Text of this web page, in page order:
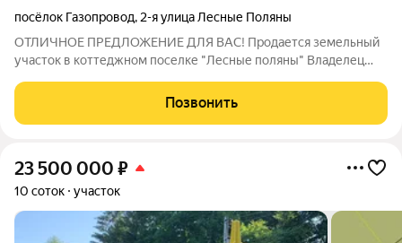
посёлок Газопровод, 2-я улица Лесные Поляны
ОТЛИЧНОЕ ПРЕДЛОЖЕНИЕ ДЛЯ ВАС! Продается земельный
участок в коттеджном поселке "Лесные поляны" Владелец
коттеджном поселке "Лесные поляны". Поселок расположен в
3 километрах от Московской
Позвонить
23 500 000 ₽
10 соток участок